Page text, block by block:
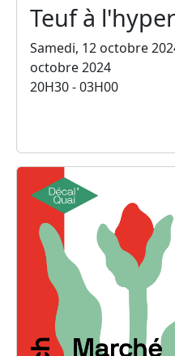
Teuf à
Samedi, 12 octobre
octobre 2024
20H30 - 03H00